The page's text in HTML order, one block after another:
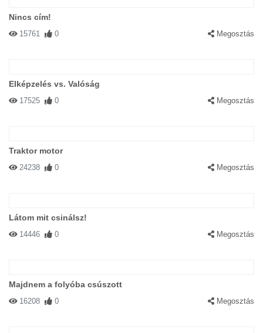
Nincs cím!
15761 0 Megosztás
Elképzelés vs. Valóság
17525 0 Megosztás
Traktor motor
24238 0 Megosztás
Látom mit csinálsz!
14446 0 Megosztás
Majdnem a folyóba csúszott
16208 0 Megosztás